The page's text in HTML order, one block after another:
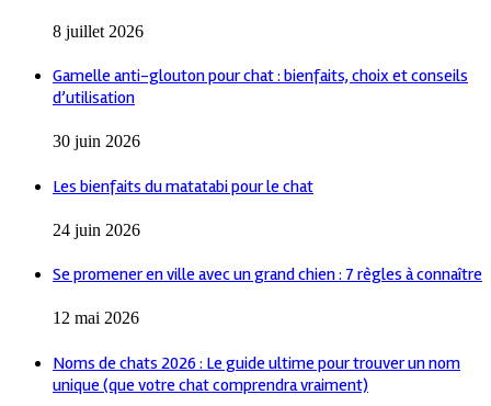
8 juillet 2026
Gamelle anti-glouton pour chat : bienfaits, choix et conseils
d’utilisation
30 juin 2026
Les bienfaits du matatabi pour le chat
24 juin 2026
Se promener en ville avec un grand chien : 7 règles à connaître
12 mai 2026
Noms de chats 2026 : Le guide ultime pour trouver un nom
unique (que votre chat comprendra vraiment)